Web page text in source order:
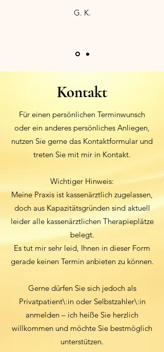
G. K.
Kontakt
Für einen persönlichen Terminwunsch
oder ein anderes persönliches Anliegen,
nutzen Sie gerne das Kontaktformular und
treten Sie mit mir in Kontakt.
Wichtiger Hinweis:
Meine Praxis ist kassenärztlich zugelassen,
doch aus Kapazitätsgründen sind aktuell
leider alle kassenärztlichen Therapieplätze
belegt.
Es tut mir sehr leid, Ihnen in dieser Form
gerade keinen Termin anbieten zu können.
Gerne dürfen Sie sich jedoch als
Privatpatient\:in oder Selbstzahler\:in
anmelden – ich heiße Sie herzlich
willkommen und möchte Sie bestmöglich
unterstützen.